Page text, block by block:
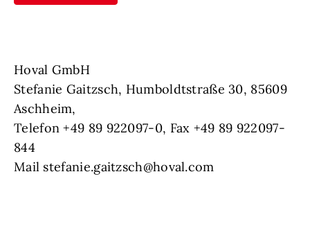
Hoval GmbH
Stefanie Gaitzsch, Humboldtstraße 30, 85609
Aschheim,
Telefon +49 89 922097-0, Fax +49 89 922097-
844
Mail stefanie.gaitzsch@hoval.com